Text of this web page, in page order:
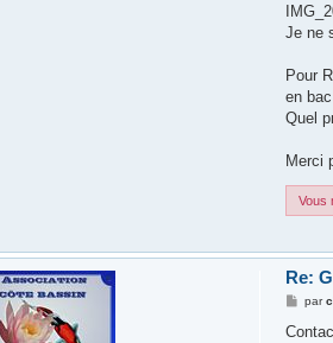
Je ne
Pour
en
Quel
Merci
Vous
Re:
M
s
par